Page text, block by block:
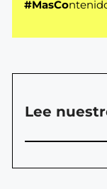
#MasCo
Lee